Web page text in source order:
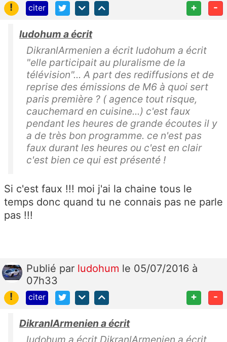
!
citer + -
ludohum a écrit
DikranlArmenien a écrit ludohum a écrit
"elle participait au pluralisme de la
télévision"... A part des rediffusions et de
reprise des émissions de M6 à quoi sert
paris première ? ( agence tout risque,
cauchemard en cuisine...) c'est faux
pendant les heures de grande écoutes il y
a de très bon programme. ce n'est pas
faux durant les heures ou c'est en clair
c'est bien ce qui est présenté !
Si c'est faux !!! moi j'ai la chaine tous le
temps donc quand tu ne connais pas ne parle
pas !!!
Publié par ludohum le 05/07/2016 à
07h33
!
citer + -
DikranlArmenien a écrit